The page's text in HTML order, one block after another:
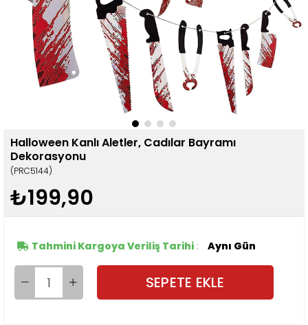
Halloween Kanlı Aletler, Cadılar Bayramı
Dekorasyonu
(PRC5144)
₺199,90
Tahmini Kargoya Veriliş Tarihi : Aynı Gün